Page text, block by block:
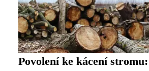
Povolení ke kácení